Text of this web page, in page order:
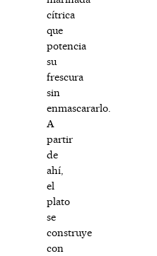
cítrica
que
potencia
su
frescura
sin
enmascararlo.
A
partir
de
ahí,
el
plato
se
construye
con